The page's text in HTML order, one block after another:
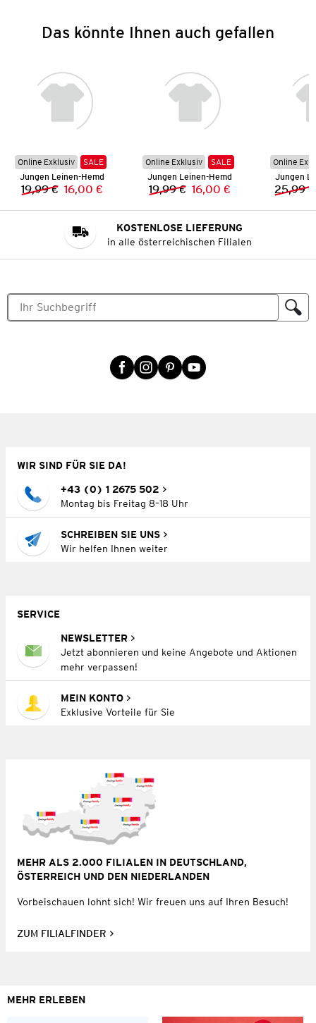
Das könnte Ihnen auch gefallen
Online Exklusiv
SALE
Jungen Leinen-Hemd
Vorheriger Preis:
19,99 € Neuer Preis:
16,00 €
Online Exklusiv
SALE
Jungen Leinen-Hemd
Vorheriger Preis:
19,99 € Neuer Preis:
16,00 €
Online
Jungen
25,99 €
KOSTENLOSE LIEFERUNG
in alle österreichischen Filialen
WIR SIND FÜR SIE DA!
+43 (0) 1 2675 502
Montag bis Freitag 8–18 Uhr
SCHREIBEN SIE UNS
Wir helfen Ihnen weiter
SERVICE
NEWSLETTER
Jetzt abonnieren und keine Angebote und Aktionen
mehr verpassen!
MEIN KONTO
Exklusive Vorteile für Sie
MEHR ALS 2.000 FILIALEN IN DEUTSCHLAND,
ÖSTERREICH UND DEN NIEDERLANDEN
Vorbeischauen lohnt sich! Wir freuen uns auf Ihren Besuch!
ZUM FILIALFINDER
MEHR ERLEBEN